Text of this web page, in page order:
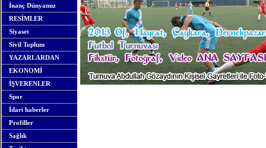
İnanç Dünyamız
RESİMLER
Siyaset
Sivil Toplum
YAZARLARDAN
EKONOMİ
İŞVERENLER
Spor
İdari haberler
Profiller
Sağlık